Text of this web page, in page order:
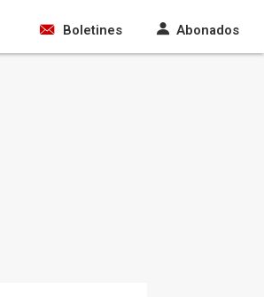
Boletines Abonados